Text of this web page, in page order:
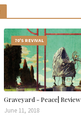
70'S REVIVAL
Graveyard - Peace| Review
June 11, 2018